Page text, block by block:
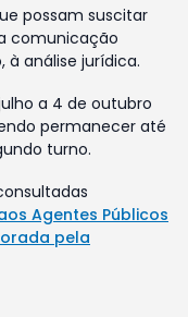
possam suscitar
comunicação
à análise jurídica.
a 4 de outubro
permanecer até
turno.
Agentes Públicos
pela